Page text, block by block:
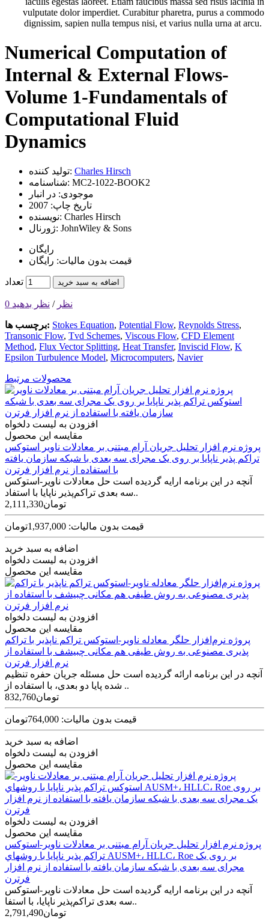
vulputate dolor imperdiet. Curabitur pharetra, purus a commodo
dignissim, sapien nulla tempus nisi, et varius nulla urna at arcu.
Numerical Computation of
Internal & External Flows-
Volume 1-Fundamentals of
Computational Fluid
Dynamics
تولید کننده: Charles Hirsch
شناسنامه: MC2-1022-BOOK2
موجودی: در انبار
تاریخ چاپ: 2007
نویسنده: Charles Hirsch
ژورنال: JohnWiley & Sons
رایگان
قیمت بدون مالیات: رایگان
تعداد اضافه به سبد خرید
0 نظر / نظر بدهید
برچسب ها: Stokes Equation, Potential Flow, Reynolds Stress,
Transonic Flow, Tvd Schemes, Viscous Flow, CFD Element
Method, Flux Vector Splitting, Heat Transfer, Inviscid Flow, K
Epsilon Turbulence Model, Microcomputers, Navier
محصولات مرتبط
افزودن به لیست دلخواه
مقایسه این محصول
پروژه نرم افزار تحلیل جریان آرام مبتنی بر معادلات ناویر استوکس
تراکم پذیر ناپایا بر روی یک مجرای سه بعدی با شبکه سازمان یافته
با استفاده از نرم افزار فرترن
آنچه در این برنامه ارایه گردیده است حل معادلات ناویر-استوکس
سه بعدی تراکم‌پذیر ناپایا با استفاد..
2,111,330تومان
قیمت بدون مالیات: 1,937,000تومان
اضافه به سبد خرید
افزودن به لیست دلخواه
مقایسه این محصول
افزودن به لیست دلخواه
مقایسه این محصول
پروژه نرم‌افزار حلگر معادله ناویر-استوکس تراکم ناپذیر با تراکم
پذیری مصنوعی به روش طیفی هم مکانی چبیشف با استفاده از
نرم افزار فرترن
آنچه در این برنامه ارائه گردیده است حل مسئله جریان حفره تنظیم‌
شده پایا دو بعدی، با استفاده از ..
832,760تومان
قیمت بدون مالیات: 764,000تومان
اضافه به سبد خرید
افزودن به لیست دلخواه
مقایسه این محصول
افزودن به لیست دلخواه
مقایسه این محصول
پروژه نرم افزار تحلیل جریان آرام مبتنی بر معادلات ناویر-استوکس
تراکم پذیر ناپایا با روشهاي AUSM+، HLLC، Roe بر روی یک
مجرای سه بعدی با شبکه سازمان یافته با استفاده از نرم افزار
فرترن
آنچه در این برنامه ارایه گردیده است حل معادلات ناویر-استوکس
سه بعدی تراکم‌پذیر ناپایا، با استفا..
2,791,490تومان